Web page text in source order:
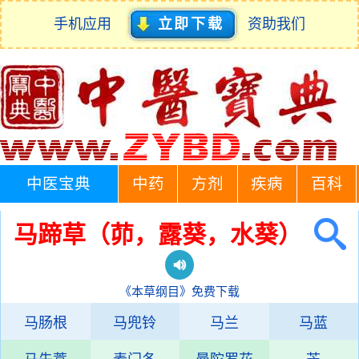
手机应用 立即下载 资助我们
中医宝典 中药 方剂 疾病 百科
马蹄草（茆，露葵，水葵）
《本草纲目》免费下载
马肠根 马兜铃 马兰 马蓝